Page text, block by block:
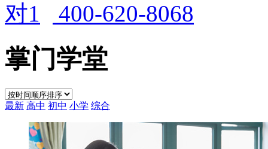
400-620-8068
掌门学堂
最新 高中 初中 小学 综合